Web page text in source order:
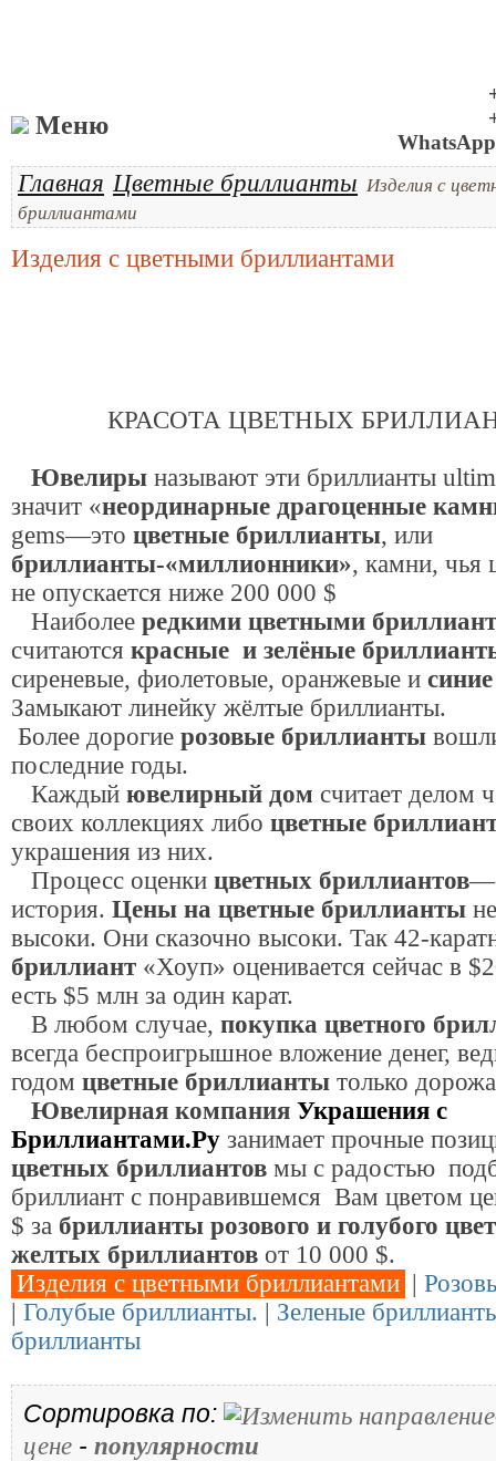
Меню
Главная Цветные бриллианты Изделия с
бриллиантами
Изделия с цветными бриллиантами
КРАСОТА ЦВЕТНЫХ
Ювелиры называют эти бриллианты
значит «неординарные драгоценные
gems—это цветные бриллианты, или
бриллианты-«миллионники», камни, чья
не опускается ниже 200 000 $
Наиболее редкими цветными
считаются красные и зелёные
сиреневые, фиолетовые, оранжевые и
Замыкают линейку жёлтые бриллианты.
Более дорогие розовые бриллианты
последние годы.
Каждый ювелирный дом считает делом
своих коллекциях либо цветные
украшения из них.
Процесс оценки цветных бриллиантов
история. Цены на цветные бриллианты
высоки. Они сказочно высоки. Так 42-
бриллиант «Хоуп» оценивается сейчас в
есть $5 млн за один карат.
В любом случае, покупка цветного
всегда беспроигрышное вложение денег,
годом цветные бриллианты только
Ювелирная компания Украшения с
Бриллиантами.Ру занимает прочные
цветных бриллиантов мы с радостью
бриллиант с понравившемся Вам цветом
$ за бриллианты розового и голубого
желтых бриллиантов от 10 000 $.
Изделия с цветными бриллиантами |
| Голубые бриллианты. | Зеленые
бриллианты
Сортировка по:
цене - популярности